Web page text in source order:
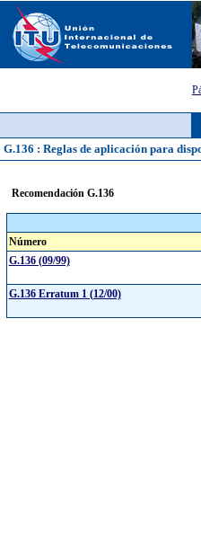
G.136 : Reglas de aplicación para
Recomendación G.136
Número
G.136 (09/99)
G.136 Erratum 1 (12/00)